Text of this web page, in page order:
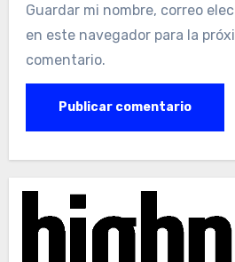
Guardar mi nombre, correo
en este navegador para la
comentario.